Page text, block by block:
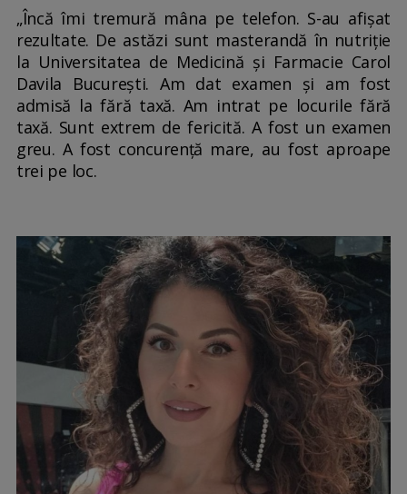
„Încă îmi tremură mâna pe telefon. S-au afișat
rezultate. De astăzi sunt masterandă în nutriție
la Universitatea de Medicină și Farmacie Carol
Davila București. Am dat examen și am fost
admisă la fără taxă. Am intrat pe locurile fără
taxă. Sunt extrem de fericită. A fost un examen
greu. A fost concurență mare, au fost aproape
trei pe loc.